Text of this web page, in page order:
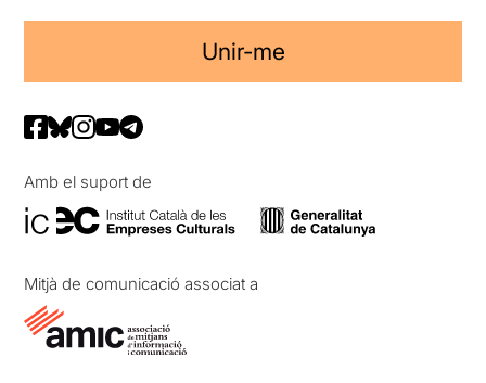
Unir-me
Amb el suport de
Mitjà de comunicació associat a